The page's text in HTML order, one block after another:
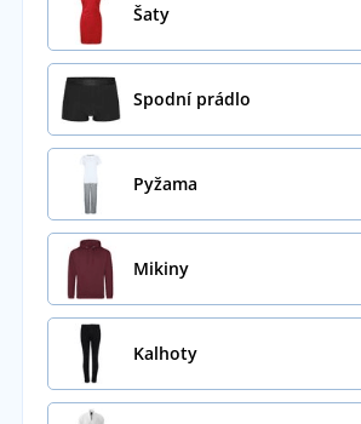
Šaty
Spodní prádlo
Pyžama
Mikiny
Kalhoty